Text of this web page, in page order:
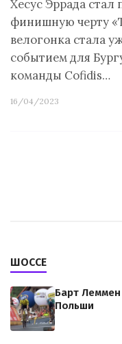
Хесус Эррада стал
финишную черту
велогонка стала
событием для
команды Cofidis…
16/04/2023
ШОССЕ
Барт
Польши